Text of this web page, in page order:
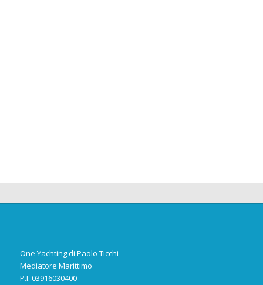
One Yachting di Paolo Ticchi
Mediatore Marittimo
P.I. 03916030400